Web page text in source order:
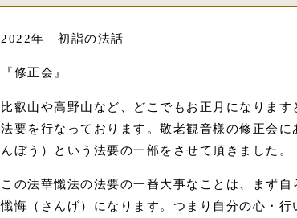
2022年 初詣の法話
『修正会』
比叡山や高野山など、どこでもお正月になりま
法要を行なっております。敬老観音様の修正会
んぼう）という法要の一部をさせて頂きました。
この法華懺法の法要の一番大事なことは、まず
懺悔（さんげ）になります。つまり自分の心・